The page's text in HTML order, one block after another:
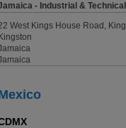
- Industrial &
West Kings House Road,
Kingston